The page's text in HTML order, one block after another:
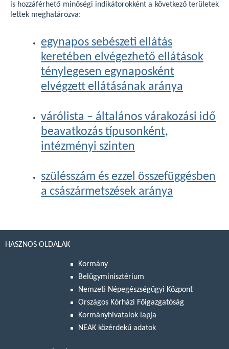
is hozzáférhető minőségi indikátorokként a következő területek
lettek meghatározva:
egynapos sebészeti ellátás
keretében elvégezhető ellátások
ténylegesen egynaposként
elvégzett ellátásának aránya
várólista – általános várakozási idő
beavatkozás típusonként,
intézményi szinten
szülésszám és ezzel összefüggésben
a császármetszések aránya
HASZNOS OLDALAK
Kormány
Belügyminisztérium
Nemzeti Népegészségügyi Központ
Országos Kórházi Főigazgatóság
Kormányhivatalok lapja
NEAK közérdekű adatok